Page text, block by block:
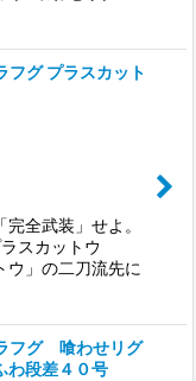
フグ プラスカット
全武装」せよ。
スカットウ
」の二刀流先に
フグ 喰わせリグ
段差４０号